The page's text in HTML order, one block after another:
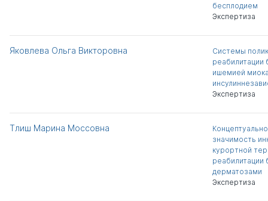
бесплодием
Экспертиза
Яковлева Ольга Викторовна
Системы
реабилитации
ишемией
Экспертиза
Тлиш Марина Моссовна
значимость
курортной
реабилитации
дерматозами
Экспертиза